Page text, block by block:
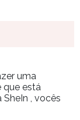
uma
que está
, vocês